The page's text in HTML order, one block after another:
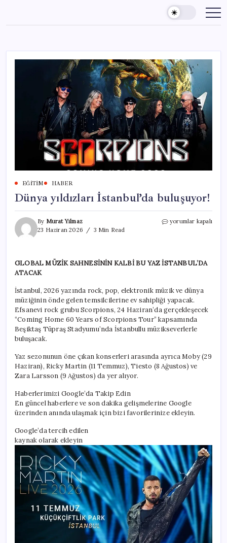
content
EĞITIM HABER
Dünya yıldızları İstanbul’da buluşuyor!
By Murat Yılmaz
23 Haziran 2026
3 Min Read
Dünya
yorumlar kapalı
GLOBAL MÜZİK SAHNESİNİN KALBİ BU YAZ İSTANBUL’DA
ATACAK
İstanbul, 2026 yazında rock, pop, elektronik müzik ve dünya
müziğinin önde gelen temsilcilerine ev sahipliği yapacak.
Efsanevi rock grubu Scorpions, 24 Haziran’da gerçekleşecek
“Coming Home 60 Years of Scorpions Tour” kapsamında
Beşiktaş Tüpraş Stadyumu’nda İstanbullu müzikseverlerle
buluşacak.
Yaz sezonunun öne çıkan konserleri arasında ayrıca Moby (29
Haziran), Ricky Martin (11 Temmuz), Tiesto (8 Ağustos) ve
Zara Larsson (9 Ağustos) da yer alıyor.
Haberlerimizi Google’da Takip Edin
En güncel haberlere ve son dakika gelişmelerine Google
üzerinden anında ulaşmak için bizi favorilerinize ekleyin.
Google’da tercih edilen
kaynak olarak ekleyin